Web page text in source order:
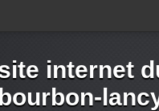
internet
bourbon-